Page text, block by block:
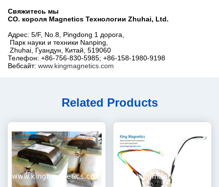
Свяжитесь мы
CO. короля Magnetics Технологии Zhuhai, Ltd.
Адрес: 5/F, No.8, Pingdong 1 дорога,
Парк науки и техники Nanping,
Zhuhai, Гуандун, Китай, 519060
Телефон: +86-756-830-5985; +86-158-1980-9198
Вебсайт: www.kingmagnetics.com
Related Products